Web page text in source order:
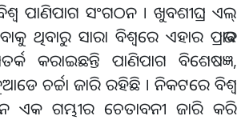
ପାଣିପାଗ ସଂଗଠନ । ଖୁବଶୀଘ୍ର ଏଲ୍
ଥିବାରୁ ସାରା ବିଶ୍ବରେ ଏହାର ପ୍ରଭାବ
କରାଇଛନ୍ତି ପାଣିପାଗ ବିଶେଷଜ୍ଞ,
ଚର୍ଚ୍ଚା ଜାରି ରହିଛି । ନିକଟରେ ବିଶ୍ୱ
ଏକ ଗମ୍ଭୀର ଚେତାବନୀ ଜାରି କରି